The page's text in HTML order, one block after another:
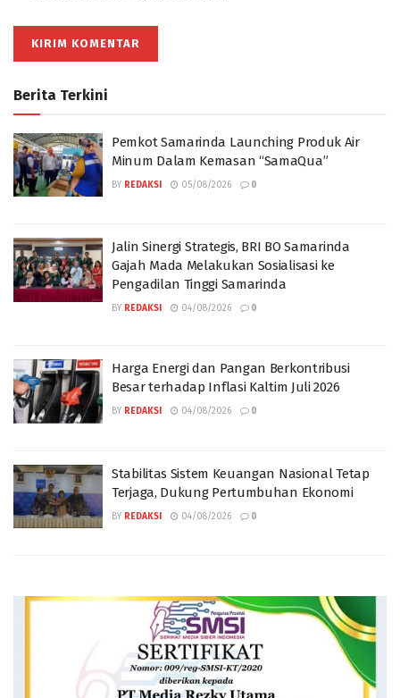
Berita Terkini
Pemkot Samarinda Launching Produk Air
Minum Dalam Kemasan “SamaQua”
BY REDAKSI 05/08/2026 0
Jalin Sinergi Strategis, BRI BO Samarinda
Gajah Mada Melakukan Sosialisasi ke
Pengadilan Tinggi Samarinda
BY REDAKSI 04/08/2026 0
Harga Energi dan Pangan Berkontribusi
Besar terhadap Inflasi Kaltim Juli 2026
BY REDAKSI 04/08/2026 0
Stabilitas Sistem Keuangan Nasional Tetap
Terjaga, Dukung Pertumbuhan Ekonomi
BY REDAKSI 04/08/2026 0